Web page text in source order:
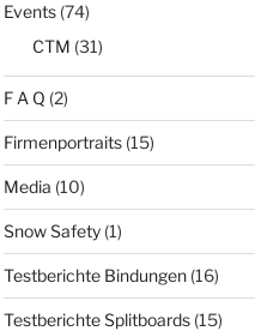
Events(74)
CTM (31)
F A Q (2)
Firmenportraits(15)
Media (10)
Snow Safety(1)
Testberichte Bindungen(16)
Testberichte Splitboards(15)